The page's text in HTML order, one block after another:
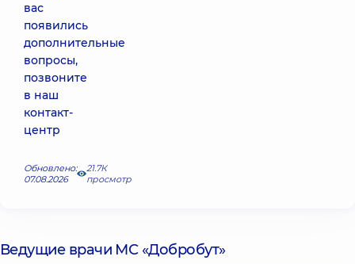
вас
появились
дополнительные
вопросы,
позвоните
в наш
контакт-
центр
Обновлено:
07.08.2026
21.7К
просмотр
Ведущие врачи МС «Добробут»